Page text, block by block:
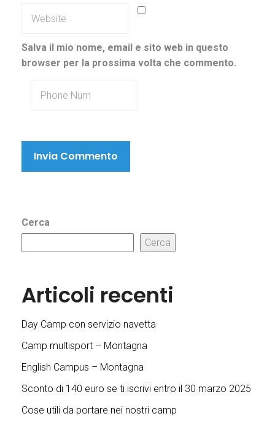
Salva il mio nome, email e sito web in questo
browser per la prossima volta che commento.
Cerca
Cerca
Articoli recenti
Day Camp con servizio navetta
Camp multisport – Montagna
English Campus – Montagna
Sconto di 140 euro se ti iscrivi entro il 30 marzo 2025
Cose utili da portare nei nostri camp